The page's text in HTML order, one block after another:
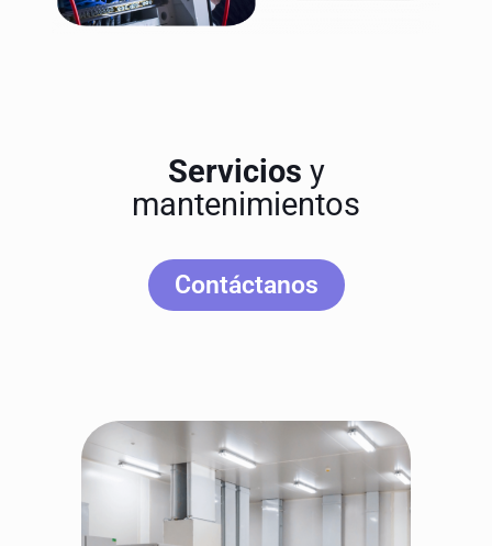
Servicios y
mantenimientos
Contáctanos